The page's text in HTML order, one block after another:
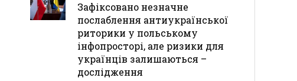
Зафіксовано незначне
послаблення антиукраїнської
риторики у польському
інфопросторі, але ризики для
українців залишаються –
дослідження